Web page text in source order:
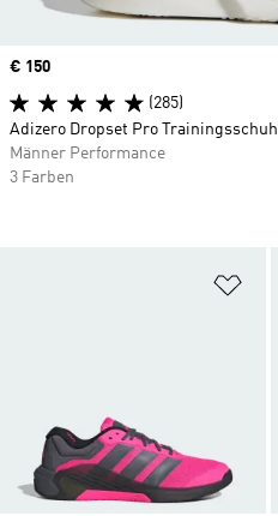
Price
€ 150
(285)
Adizero Dropset Pro Trainingsschuh
Männer Performance
3 Farben